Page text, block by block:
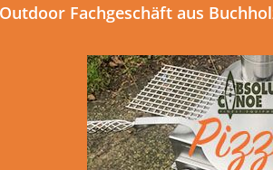
Fachgeschäft aus